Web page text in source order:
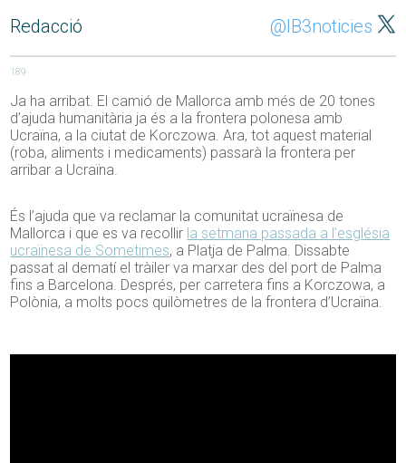
Redacció @IB3noticies
189
Ja ha arribat. El camió de Mallorca amb més de 20 tones
d’ajuda humanitària ja és a la frontera polonesa amb
Ucraïna, a la ciutat de Korczowa. Ara, tot aquest material
(roba, aliments i medicaments) passarà la frontera per
arribar a Ucraïna.
És l’ajuda que va reclamar la comunitat ucraïnesa de
Mallorca i que es va recollir la setmana passada a l’església
ucraïnesa de Sometimes, a Platja de Palma. Dissabte
passat al dematí el tràiler va marxar des del port de Palma
fins a Barcelona. Després, per carretera fins a Korczowa, a
Polònia, a molts pocs quilòmetres de la frontera d’Ucraïna.